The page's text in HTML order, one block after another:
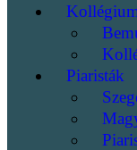
Piaristák